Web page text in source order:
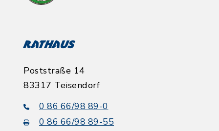
Rathaus
Poststraße 14
83317 Teisendorf
0 86 66/98 89-0
0 86 66/98 89-55